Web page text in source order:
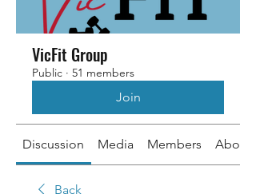
VicFit Group
Public · 51 members
Join
Discussion Media Members About
Back